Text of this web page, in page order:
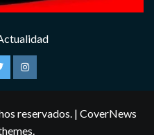
Instagram
reservados. | CoverNews